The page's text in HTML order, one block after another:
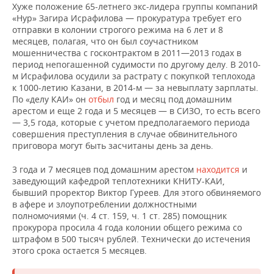
Хуже положение 65-летнего экс-лидера группы компаний
«Нур» Загира Исрафилова — прокуратура требует его
отправки в колонии строгого режима на 6 лет и 8
месяцев, полагая, что он был соучастником
мошенничества с госконтрактом в 2011—2013 годах в
период непогашенной судимости по другому делу. В 2010-
м Исрафилова осудили за растрату с покупкой теплохода
к 1000-летию Казани, в 2014-м — за невыплату зарплаты.
По «делу КАИ» он отбыл год и месяц под домашним
арестом и еще 2 года и 5 месяцев — в СИЗО, то есть всего
— 3,5 года, которые с учетом предполагаемого периода
совершения преступления в случае обвинительного
приговора могут быть засчитаны день за день.
3 года и 7 месяцев под домашним арестом находится и
заведующий кафедрой теплотехники КНИТУ-КАИ,
бывший проректор Виктор Гуреев. Для этого обвиняемого
в афере и злоупотреблении должностными
полномочиями (ч. 4 ст. 159, ч. 1 ст. 285) помощник
прокурора просила 4 года колонии общего режима со
штрафом в 500 тысяч рублей. Технически до истечения
этого срока остается 5 месяцев.